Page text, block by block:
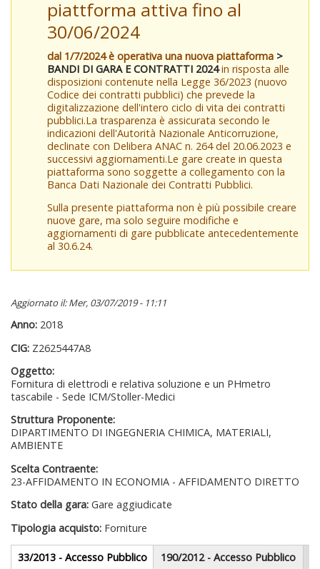
piattforma attiva fino al
30/06/2024
dal 1/7/2024 è operativa una nuova piattaforma >
BANDI DI GARA E CONTRATTI 2024in risposta alle
disposizioni contenute nella Legge 36/2023 (nuovo
Codice dei contratti pubblici) che prevede la
digitalizzazione dell'intero ciclo di vita dei contratti
pubblici.La trasparenza è assicurata secondo le
indicazioni dell'Autorità Nazionale Anticorruzione,
declinate con Delibera ANAC n. 264 del 20.06.2023 e
successivi aggiornamenti.Le gare create in questa
piattaforma sono soggette a collegamento con la
Banca Dati Nazionale dei Contratti Pubblici.
Sulla presente piattaforma non è più possibile creare
nuove gare, ma solo seguire modifiche e
aggiornamenti di gare pubblicate antecedentemente
al 30.6.24.
Aggiornato il: Mer, 03/07/2019 - 11:11
Anno: 2018
CIG: Z2625447A8
Oggetto:
Fornitura di elettrodi e relativa soluzione e un PHmetro
tascabile - Sede ICM/Stoller-Medici
Struttura Proponente:
DIPARTIMENTO DI INGEGNERIA CHIMICA, MATERIALI,
AMBIENTE
Scelta Contraente:
23-AFFIDAMENTO IN ECONOMIA - AFFIDAMENTO DIRETTO
Stato della gara: Gare aggiudicate
Tipologia acquisto: Forniture
33/2013 - Accesso Pubblico(scheda
190/2012 - Accesso Pubblico